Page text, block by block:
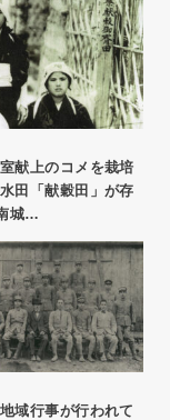
献上のコメを栽培
田「献穀田」が存
城…
域行事が行われて